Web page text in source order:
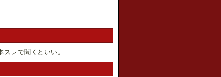
レで聞くといい。